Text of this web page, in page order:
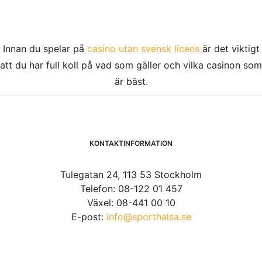
Innan du spelar på casino utan svensk licensär det viktigt
att du har full koll på vad som gäller och vilka casinon som
är bäst.
KONTAKTINFORMATION
Tulegatan 24, 113 53 Stockholm
Telefon: 08-122 01 457
Växel: 08-441 00 10
E-post: info@sporthalsa.se